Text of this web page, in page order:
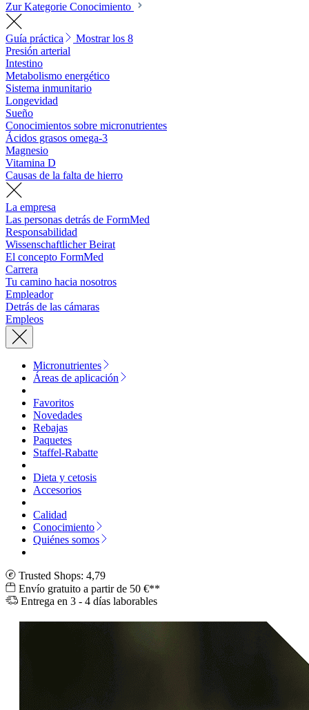
Zur Kategorie Conocimiento
Guía práctica
Mostrar los 8
Presión arterial
Intestino
Metabolismo energético
Sistema inmunitario
Longevidad
Sueño
Conocimientos sobre micronutrientes
Ácidos grasos omega-3
Magnesio
Vitamina D
Causas de la falta de hierro
La empresa
Las personas detrás de FormMed
Responsabilidad
Wissenschaftlicher Beirat
El concepto FormMed
Carrera
Tu camino hacia nosotros
Empleador
Detrás de las cámaras
Empleos
Micronutrientes
Áreas de aplicación
Favoritos
Novedades
Rebajas
Paquetes
Staffel-Rabatte
Dieta y cetosis
Accesorios
Calidad
Conocimiento
Quiénes somos
Trusted Shops: 4,79
Envío gratuito a partir de 50 €**
Entrega en 3 - 4 días laborables